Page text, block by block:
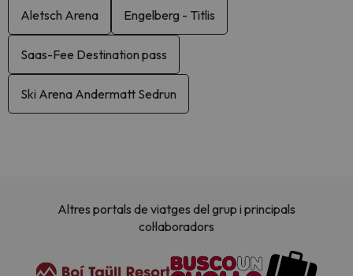
Aletsch Arena Engelberg - Titlis
Saas-Fee Destination pass
Ski Arena Andermatt Sedrun
Altres portals de viatges del grup i principals
col·laboradors